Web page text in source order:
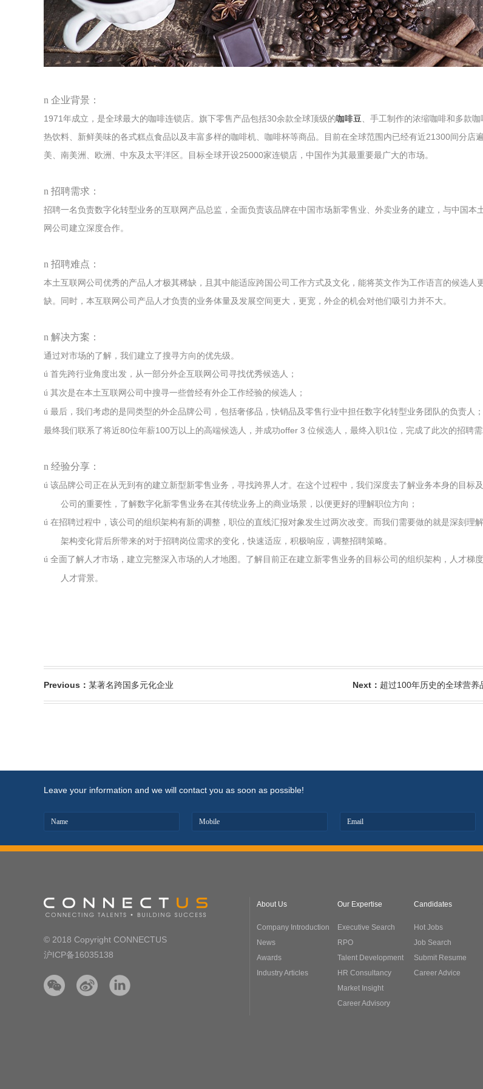
n 企业背景：
1971年成立，是全球最大的咖啡连锁店。旗下零售产品包括30余款全球顶级的咖啡豆 、手工制作的浓缩咖啡和多款咖
热饮料、新鲜美味的各式糕点食品以及丰富多样的咖啡机、咖啡杯等商品。目前在全球范围内已经有近21300间分店
美、南美洲、欧洲、中东及太平洋区。目标全球开设25000家连锁店，中国作为其最重要最广大的市场。
n 招聘需求：
招聘一名负责数字化转型业务的互联网产品总监，全面负责该品牌在中国市场新零售业、外卖业务的建立，与中国本
网公司建立深度合作。
n 招聘难点：
本土互联网公司优秀的产品人才极其稀缺，且其中能适应跨国公司工作方式及文化，能将英文作为工作语言的候选人
缺。同时，本互联网公司产品人才负责的业务体量及发展空间更大，更宽，外企的机会对他们吸引力并不大。
n 解决方案：
通过对市场的了解，我们建立了搜寻方向的优先级。
ú 首先跨行业角度出发，从一部分外企互联网公司寻找优秀候选人；
ú 其次是在本土互联网公司中搜寻一些曾经有外企工作经验的候选人；
ú 最后，我们考虑的是同类型的外企品牌公司，包括奢侈品，快销品及零售行业中担任数字化转型业务团队的负责人；
最终我们联系了将近80位年薪100万以上的高端候选人，并成功offer 3 位候选人，最终入职1位，完成了此次的招聘需
n 经验分享：
ú 该品牌公司正在从无到有的建立新型新零售业务，寻找跨界人才。在这个过程中，我们深度去了解业务本身的目标
公司的重要性，了解数字化新零售业务在其传统业务上的商业场景，以便更好的理解职位方向；
ú 在招聘过程中，该公司的组织架构有新的调整，职位的直线汇报对象发生过两次改变。而我们需要做的就是深刻理
架构变化背后所带来的对于招聘岗位需求的变化，快速适应，积极响应，调整招聘策略。
ú 全面了解人才市场，建立完整深入市场的人才地图。了解目前正在建立新零售业务的目标公司的组织架构，人才梯
人才背景。
Previous： 某著名跨国多元化企业 Next： 超过100年历史的全球营养
Leave your information and we will contact you as soon as possible!
© 2018 Copyright CONNECTUS
沪ICP备16035138
About Us
Company Introduction
News
Awards
Industry Articles
Our Expertise
Executive Search
RPO
Talent Development
HR Consultancy
Market Insight
Career Advisory
Candidates
Hot Jobs
Job Search
Submit Resume
Career Advice